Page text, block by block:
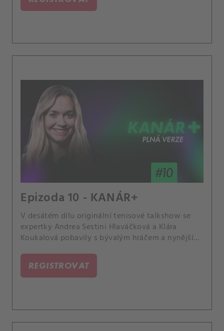
dílem "Sunshine Double". Jaké jsou sportovní
celebrity zblízka? Jak tenis ovlivňují sázkaři a
Epizoda 10 - KANÁR+
V desátém dílu originální tenisové talkshow se
expertky Andrea Sestini Hlaváčková a Klára
Koukalová pobavily s bývalým hráčem a nynějším
pestré zkušenosti z trénování Markéty
Vondroušové a dalších současných tenistek.
REGISTROVAT